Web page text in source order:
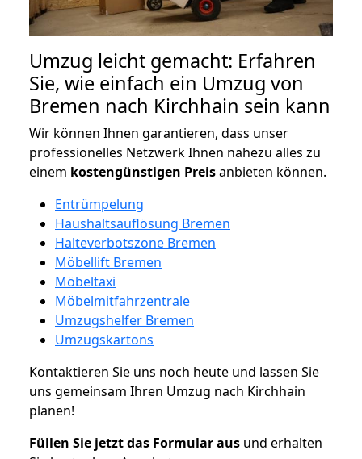
Umzug leicht gemacht: Erfahren
Sie, wie einfach ein Umzug von
Bremen nach Kirchhain sein kann
Wir können Ihnen garantieren, dass unser
professionelles Netzwerk Ihnen nahezu alles zu
einem kostengünstigen Preisanbieten können.
Entrümpelung
Haushaltsauflösung Bremen
Halteverbotszone Bremen
Möbellift Bremen
Möbeltaxi
Möbelmitfahrzentrale
Umzugshelfer Bremen
Umzugskartons
Kontaktieren Sie uns noch heute und lassen Sie
uns gemeinsam Ihren Umzug nach Kirchhain
planen!
Füllen Sie jetzt das Formular aus und erhalten